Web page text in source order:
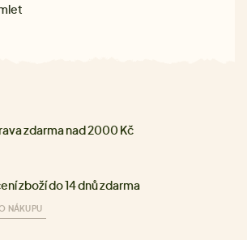
zdarma nad 2000 Kč
zboží do 14 dnů zdarma
NÁKUPU